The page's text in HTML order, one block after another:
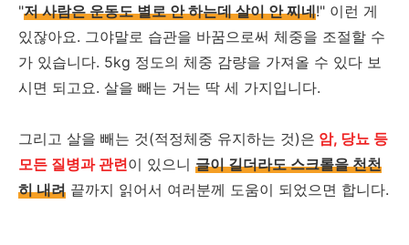
"저 사람은 운동도 별로 안 하는데 살이 안 찌네!" 이런 게
있잖아요. 그야말로 습관을 바꿈으로써 체중을 조절할 수
가 있습니다. 5kg 정도의 체중 감량을 가져올 수 있다 보
시면 되고요. 살을 빼는 거는 딱 세 가지입니다.
그리고 살을 빼는 것(적정체중 유지하는 것)은 암, 당뇨 등
모든 질병과 관련이 있으니 글이 길더라도 스크롤을 천천
히 내려 끝까지 읽어서 여러분께 도움이 되었으면 합니다.